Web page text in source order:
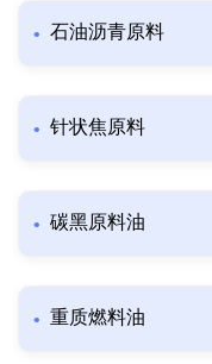
石油沥青原料
针状焦原料
碳黑原料油
重质燃料油